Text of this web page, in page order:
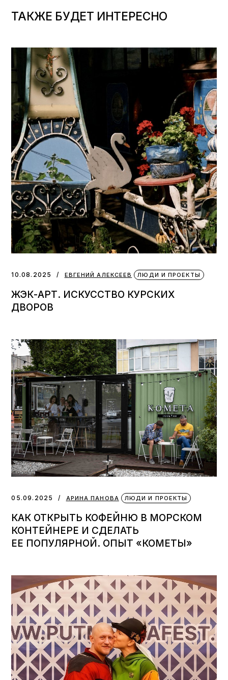
ТАКЖЕ БУДЕТ ИНТЕРЕСНО
10.08.2025 ЕВГЕНИЙ АЛЕКСЕЕВ ЛЮДИ И ПРОЕКТЫ
ЖЭК-АРТ. ИСКУССТВО КУРСКИХ
ДВОРОВ
05.09.2025 АРИНА ПАНОВА ЛЮДИ И ПРОЕКТЫ
КАК ОТКРЫТЬ КОФЕЙНЮ В МОРСКОМ
КОНТЕЙНЕРЕ И СДЕЛАТЬ
ЕЕ ПОПУЛЯРНОЙ. ОПЫТ «КОМЕТЫ»